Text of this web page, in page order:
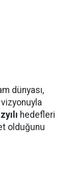
dünyası,
hedefleri
olduğunu